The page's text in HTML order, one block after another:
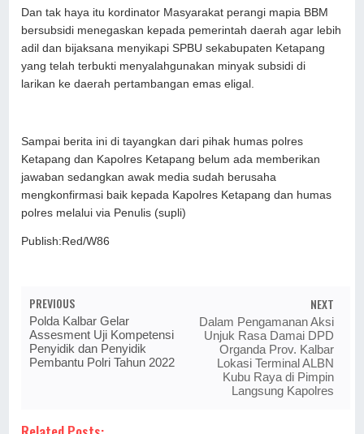
Dan tak haya itu kordinator Masyarakat perangi mapia BBM
bersubsidi menegaskan kepada pemerintah daerah agar lebih
adil dan bijaksana menyikapi SPBU sekabupaten Ketapang
yang telah terbukti menyalahgunakan minyak subsidi di
larikan ke daerah pertambangan emas eligal.
Sampai berita ini di tayangkan dari pihak humas polres
Ketapang dan Kapolres Ketapang belum ada memberikan
jawaban sedangkan awak media sudah berusaha
mengkonfirmasi baik kepada Kapolres Ketapang dan humas
polres melalui via Penulis (supli)
Publish:Red/W86
PREVIOUS
Polda Kalbar Gelar
Assesment Uji Kompetensi
Penyidik dan Penyidik
Pembantu Polri Tahun 2022
NEXT
Dalam Pengamanan Aksi
Unjuk Rasa Damai DPD
Organda Prov. Kalbar
Lokasi Terminal ALBN
Kubu Raya di Pimpin
Langsung Kapolres